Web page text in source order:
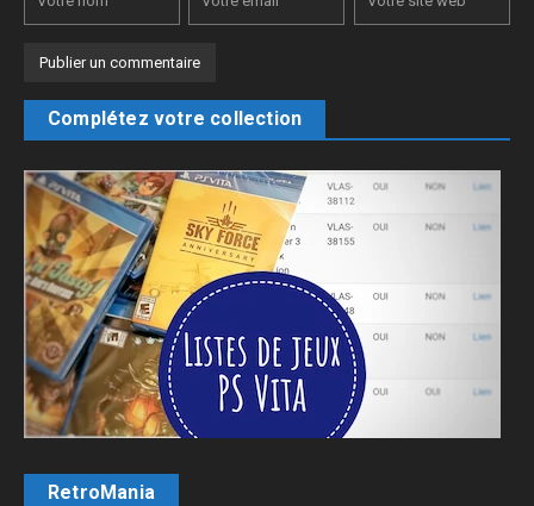
Complétez votre collection
RetroMania